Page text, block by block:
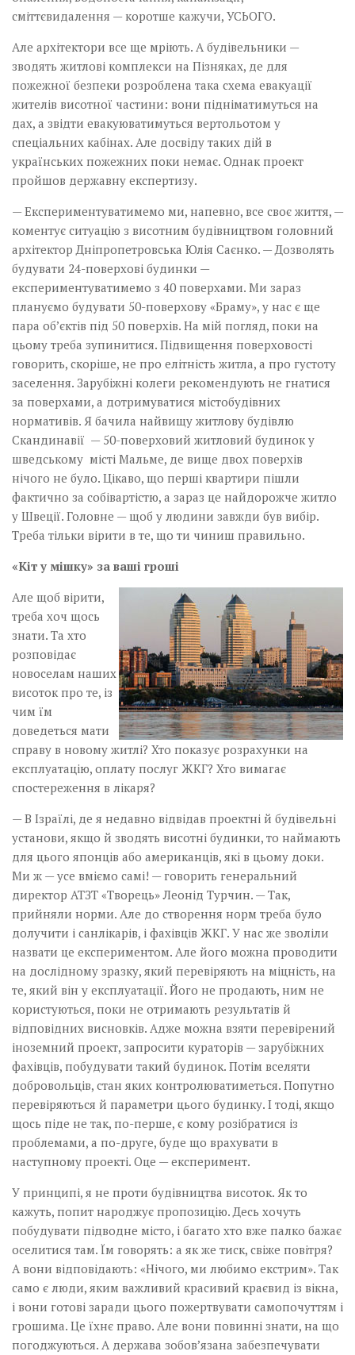
сміттєвидалення — коротше кажучи, УСЬОГО.
Але архітектори все ще мріють. А будівельники —
зводять житлові комплекси на Пізняках, де для
пожежної безпеки розроблена така схема евакуації
жителів висотної частини: вони підніматимуться на
дах, а звідти евакуюватимуться вертольотом у
спеціальних кабінах. Але досвіду таких дій в
українських пожежних поки немає. Однак проект
пройшов державну експертизу.
— Експериментуватимемо ми, напевно, все своє життя, —
коментує ситуацію з висотним будівництвом головний
архітектор Дніпропетровська Юлія Саєнко. — Дозволять
будувати 24-поверхові будинки —
експериментуватимемо з 40 поверхами. Ми зараз
плануємо будувати 50-поверхову «Браму», у нас є ще
пара об’єктів під 50 поверхів. На мій погляд, поки на
цьому треба зупинитися. Підвищення поверховості
говорить, скоріше, не про елітність житла, а про густоту
заселення. Зарубіжні колеги рекомендують не гнатися
за поверхами, а дотримуватися містобудівних
нормативів. Я бачила найвищу житлову будівлю
Скандинавії — 50-поверховий житловий будинок у
шведському місті Мальме, де вище двох поверхів
нічого не було. Цікаво, що перші квартири пішли
фактично за собівартістю, а зараз це найдорожче житло
у Швеції. Головне — щоб у людини завжди був вибір.
Треба тільки вірити в те, що ти чиниш правильно.
«Кіт у мішку» за ваші гроші
Але щоб вірити,
треба хоч щось
знати. Та хто
розповідає
новоселам наших
висоток про те, із
чим їм
доведеться мати
справу в новому житлі? Хто показує розрахунки на
експлуатацію, оплату послуг ЖКГ? Хто вимагає
спостереження в лікаря?
— В Ізраїлі, де я недавно відвідав проектні й будівельні
установи, якщо й зводять висотні будинки, то наймають
для цього японців або американців, які в цьому доки.
Ми ж — усе вміємо самі! — говорить генеральний
директор АТЗТ «Творець» Леонід Турчин. — Так,
прийняли норми. Але до створення норм треба було
долучити і санлікарів, і фахівців ЖКГ. У нас же зволіли
назвати це експериментом. Але його можна проводити
на дослідному зразку, який перевіряють на міцність, на
те, який він у експлуатації. Його не продають, ним не
користуються, поки не отримають результатів й
відповідних висновків. Адже можна взяти перевірений
іноземний проект, запросити кураторів — зарубіжних
фахівців, побудувати такий будинок. Потім вселяти
добровольців, стан яких контролюватиметься. Попутно
перевіряються й параметри цього будинку. І тоді, якщо
щось піде не так, по-перше, є кому розібратися із
проблемами, а по-друге, буде що врахувати в
наступному проекті. Оце — експеримент.
У принципі, я не проти будівництва висоток. Як то
кажуть, попит народжує пропозицію. Десь хочуть
побудувати підводне місто, і багато хто вже палко бажає
оселитися там. Їм говорять: а як же тиск, свіже повітря?
А вони відповідають: «Нічого, ми любимо екстрим». Так
само є люди, яким важливий красивий краєвид із вікна,
і вони готові заради цього пожертвувати самопочуттям і
грошима. Це їхнє право. Але вони повинні знати, на що
погоджуються. А держава зобов’язана забезпечувати